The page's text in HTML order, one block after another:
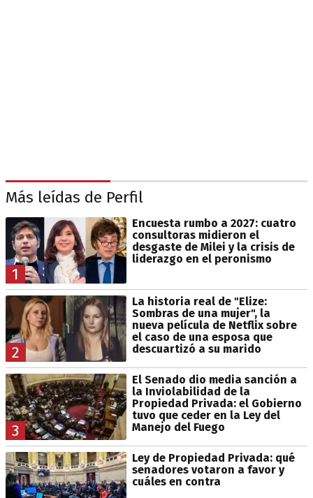
Más leídas de Perfil
1
Encuesta rumbo a 2027: cuatro
consultoras midieron el
desgaste de Milei y la crisis de
liderazgo en el peronismo
2
La historia real de "Elize:
Sombras de una mujer", la
nueva película de Netflix sobre
el caso de una esposa que
descuartizó a su marido
3
El Senado dio media sanción a
la Inviolabilidad de la
Propiedad Privada: el Gobierno
tuvo que ceder en la Ley del
Manejo del Fuego
Ley de Propiedad Privada: qué
senadores votaron a favor y
cuáles en contra